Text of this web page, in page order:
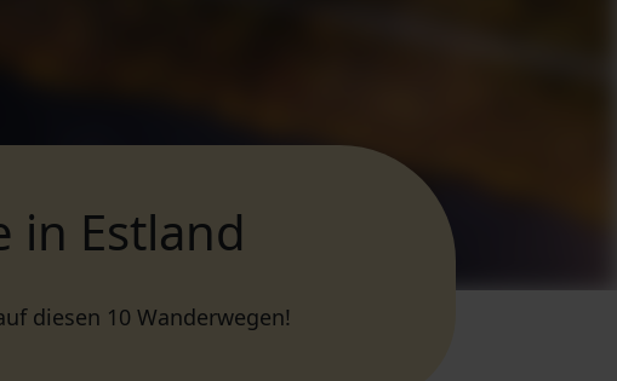
in Estland
diesen 10 Wanderwegen!